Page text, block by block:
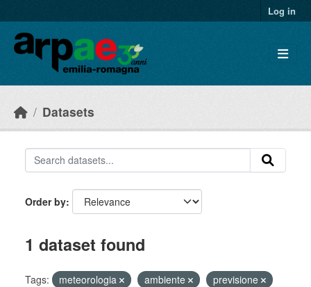
Log in
Datasets
Order by
1 dataset found
Tags: meteorologia ambiente
previsione